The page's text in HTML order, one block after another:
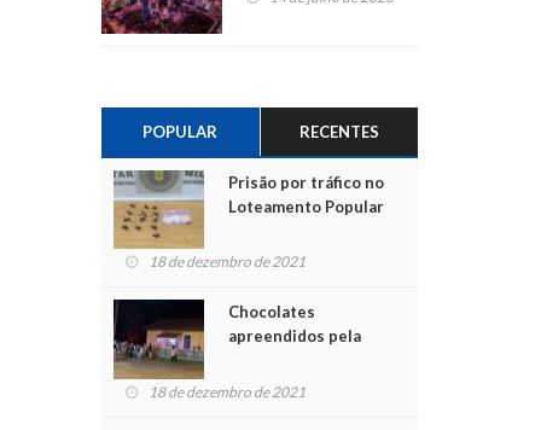
POPULAR RECENTES
Prisão por tráfico no
Loteamento Popular
18 de dezembro de 2021
Chocolates
apreendidos pela
para crianças na
18 de dezembro de 2021